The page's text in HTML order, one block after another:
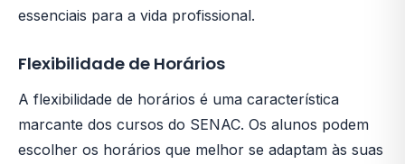
essenciais para a vida profissional.
Flexibilidade de Horários
A flexibilidade de horários é uma característica
marcante dos cursos do SENAC. Os alunos podem
escolher os horários que melhor se adaptam às suas